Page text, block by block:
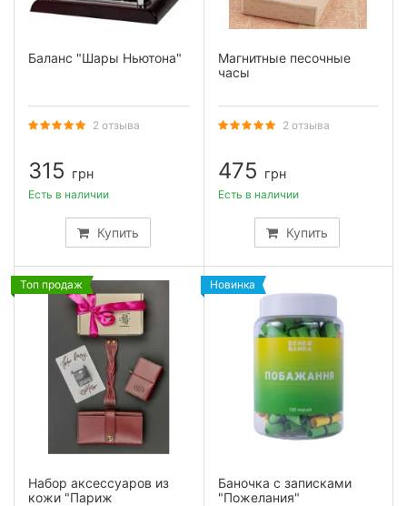
Баланс "Шары Ньютона"
2 отзыва
315 грн
Купить
Есть в наличии
Магнитные песочные
часы
2 отзыва
475 грн
Купить
Есть в наличии
Топ продаж
Набор аксессуаров из
кожи "Париж
Новинка
Баночка с записками
"Пожелания"